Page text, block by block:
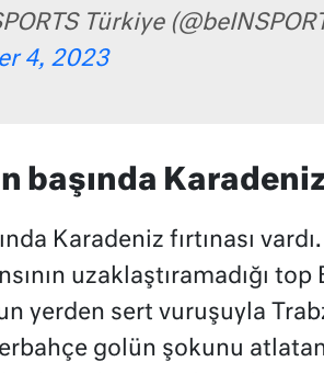
Türkiye
4, 2023
başında
Karadeniz fırtınası vardı.
uzaklaştıramadığı top
yerden sert vuruşuyla
golün şokunu